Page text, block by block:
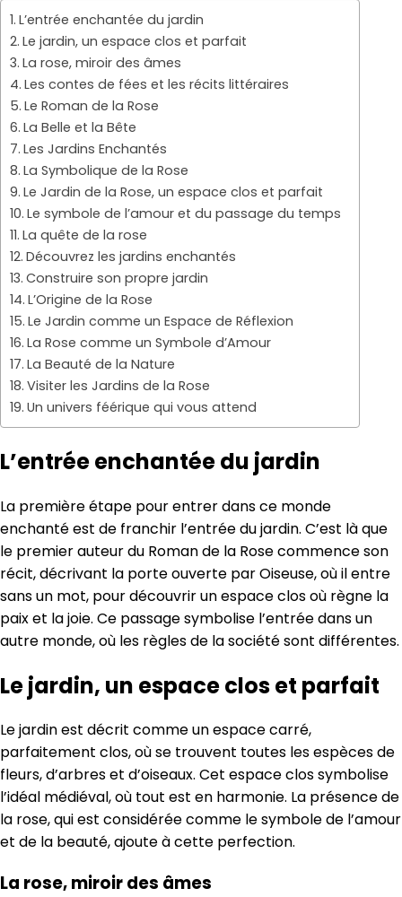
L’entrée enchantée du jardin
Le jardin, un espace clos et parfait
La rose, miroir des âmes
Les contes de fées et les récits littéraires
Le Roman de la Rose
La Belle et la Bête
Les Jardins Enchantés
La Symbolique de la Rose
Le Jardin de la Rose, un espace clos et parfait
Le symbole de l’amour et du passage du temps
La quête de la rose
Découvrez les jardins enchantés
Construire son propre jardin
L’Origine de la Rose
Le Jardin comme un Espace de Réflexion
La Rose comme un Symbole d’Amour
La Beauté de la Nature
Visiter les Jardins de la Rose
Un univers féérique qui vous attend
L’entrée enchantée du jardin
La première étape pour entrer dans ce monde
enchanté est de franchir l’entrée du jardin. C’est là que
le premier auteur du Roman de la Rose commence son
récit, décrivant la porte ouverte par Oiseuse, où il entre
sans un mot, pour découvrir un espace clos où règne la
paix et la joie. Ce passage symbolise l’entrée dans un
autre monde, où les règles de la société sont différentes.
Le jardin, un espace clos et parfait
Le jardin est décrit comme un espace carré,
parfaitement clos, où se trouvent toutes les espèces de
fleurs, d’arbres et d’oiseaux. Cet espace clos symbolise
l’idéal médiéval, où tout est en harmonie. La présence de
la rose, qui est considérée comme le symbole de l’amour
et de la beauté, ajoute à cette perfection.
La rose, miroir des âmes